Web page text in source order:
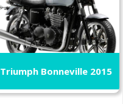
Triumph Bonneville 2015